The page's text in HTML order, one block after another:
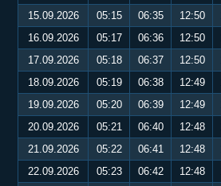
15.09.2026
05:15 06:35 12:50
16.09.2026
05:17 06:36 12:50
17.09.2026
05:18 06:37 12:50
18.09.2026
05:19 06:38 12:49
19.09.2026
05:20 06:39 12:49
20.09.2026
05:21 06:40 12:48
21.09.2026
05:22 06:41 12:48
22.09.2026
05:23 06:42 12:48